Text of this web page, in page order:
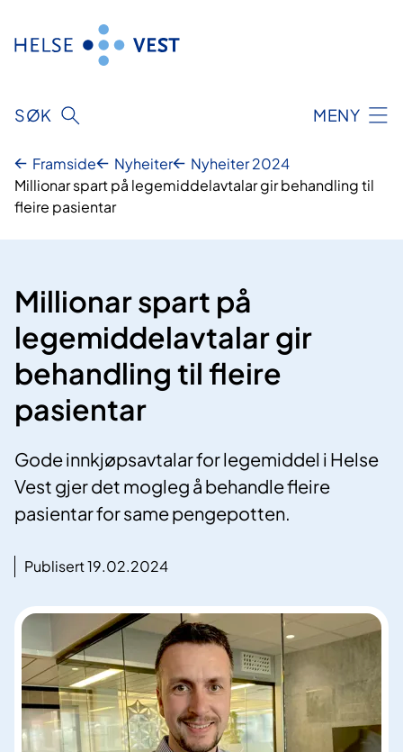
innhald
SØK MENY
Framside Nyheiter
Nyheiter 2024
Millionar spart på legemiddelavtalar gir behandling til
fleire pasientar
Millionar spart på
legemiddelavtalar gir
behandling til fleire
pasientar
Gode innkjøpsavtalar for legemiddel i Helse
Vest gjer det mogleg å behandle fleire
pasientar for same pengepotten.
Publisert 19.02.2024